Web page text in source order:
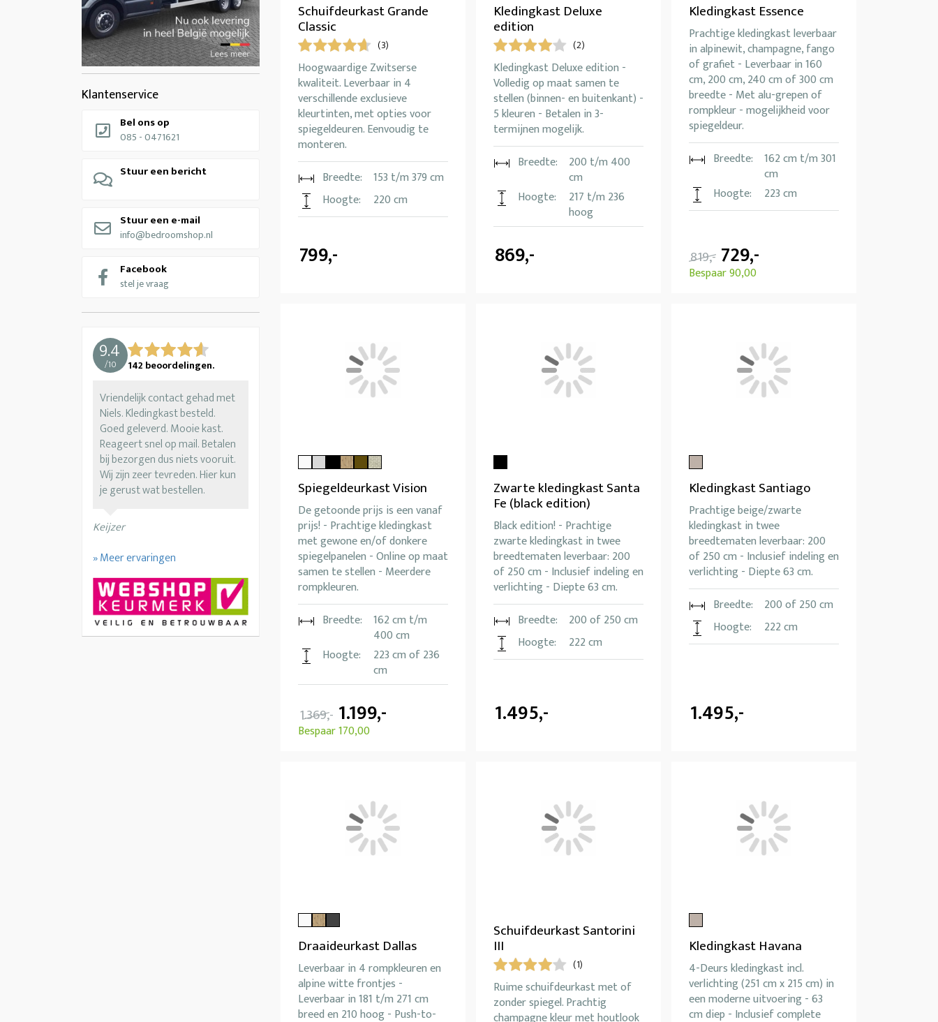
Klantenservice
Bel ons op
085 - 0471621
Stuur een bericht
Stuur een e-mail
info@bedroomshop.nl
Facebook
stel je vraag
9.4
/10 142 beoordelingen.
Vriendelijk contact gehad met
Niels. Kledingkast besteld.
Goed geleverd. Mooie kast.
Reageert snel op mail. Betalen
bij bezorgen dus niets vooruit.
Wij zijn zeer tevreden. Hier kun
je gerust wat bestellen.
Keijzer
» Meer ervaringen
Schuifdeurkast Grande
Classic
(3)
Hoogwaardige Zwitserse
kwaliteit. Leverbaar in 4
verschillende exclusieve
kleurtinten, met opties voor
spiegeldeuren. Eenvoudig te
monteren.
Breedte:
153 t/m 379 cm
Hoogte:
220 cm
799,-
Kledingkast Deluxe
edition
(2)
Kledingkast Deluxe edition -
Volledig op maat samen te
stellen (binnen- en buitenkant) -
5 kleuren - Betalen in 3-
termijnen mogelijk.
Breedte:
200 t/m 400
cm
Hoogte:
217 t/m 236
hoog
869,-
Kledingkast Essence
Prachtige kledingkast leverbaar
in alpinewit, champagne, fango
of grafiet - Leverbaar in 160
cm, 200 cm, 240 cm of 300 cm
breedte - Met alu-grepen of
rompkleur - mogelijkheid voor
spiegeldeur.
Breedte:
162 cm t/m 301
cm
Hoogte:
223 cm
819,- 729,-
Bespaar 90,00
Spiegeldeurkast Vision
De getoonde prijs is een vanaf
prijs! - Prachtige kledingkast
met gewone en/of donkere
spiegelpanelen - Online op maat
samen te stellen - Meerdere
rompkleuren.
Breedte:
162 cm t/m
400 cm
Hoogte:
223 cm of 236
cm
1.369,- 1.199,-
Bespaar 170,00
Zwarte kledingkast Santa
Fe (black edition)
Black edition! - Prachtige
zwarte kledingkast in twee
breedtematen leverbaar: 200
of 250 cm - Inclusief indeling en
verlichting - Diepte 63 cm.
Breedte:
200 of 250 cm
Hoogte:
222 cm
1.495,-
Kledingkast Santiago
Prachtige beige/zwarte
kledingkast in twee
breedtematen leverbaar: 200
of 250 cm - Inclusief indeling en
verlichting - Diepte 63 cm.
Breedte:
200 of 250 cm
Hoogte:
222 cm
1.495,-
Draaideurkast Dallas
Leverbaar in 4 rompkleuren en
alpine witte frontjes -
Leverbaar in 181 t/m 271 cm
breed en 210 hoog - Push-to-
Schuifdeurkast Santorini
III
(1)
Ruime schuifdeurkast met of
zonder spiegel. Prachtig
Kledingkast Havana
4-Deurs kledingkast incl.
verlichting (251 cm x 215 cm) in
een moderne uitvoering - 63
cm diep - Inclusief complete